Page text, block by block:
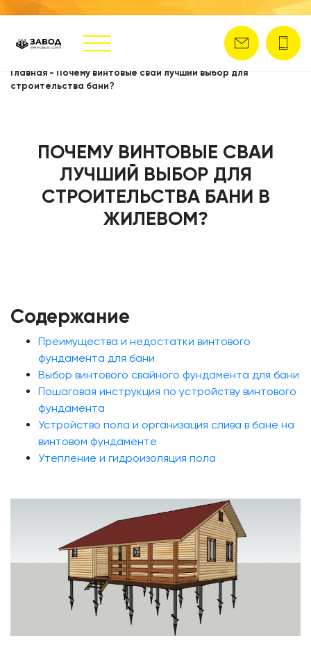
Главная - Почему винтовые сваи лучший выбор для
строительства бани?
ПОЧЕМУ ВИНТОВЫЕ СВАИ
ЛУЧШИЙ ВЫБОР ДЛЯ
СТРОИТЕЛЬСТВА БАНИ В
ЖИЛЕВОМ?
Содержание
Преимущества и недостатки винтового
фундамента для бани
Выбор винтового свайного фундамента для бани
Пошаговая инструкция по устройству винтового
фундамента
Устройство пола и организация слива в бане на
винтовом фундаменте
Утепление и гидроизоляция пола